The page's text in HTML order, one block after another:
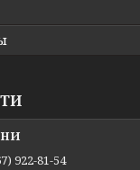
922-81-54